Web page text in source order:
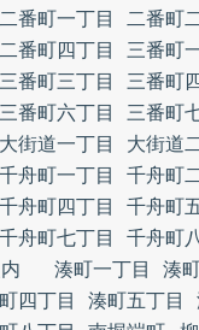
二番町一丁目
二番町
二番町四丁目
三番町
三番町三丁目
三番町
三番町六丁目
三番町
大街道一丁目
大街道
千舟町一丁目
千舟町
千舟町四丁目
千舟町
千舟町七丁目
千舟町
湊町一丁目
湊
四丁目 湊町五丁目